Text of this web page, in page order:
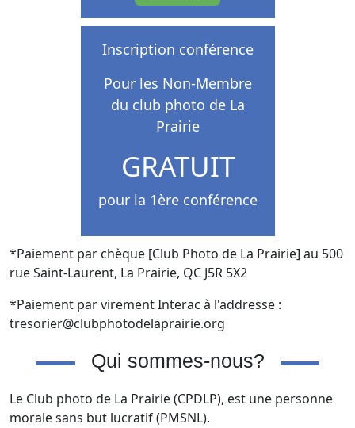
Inscription conférence
Pour les Non-Membre
du club photo de La
Prairie
GRATUIT
pour la 1ère conférence
*Paiement par chèque [Club Photo de La Prairie] au 500
rue Saint-Laurent, La Prairie, QC J5R 5X2
*Paiement par virement Interac à l'addresse :
tresorier@clubphotodelaprairie.org
Qui sommes-nous?
Le Club photo de La Prairie (CPDLP), est une personne
morale sans but lucratif (PMSNL).